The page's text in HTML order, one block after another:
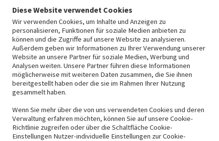
Multiples vom VICE-Versand,
2001
2005
Diese Website verwendet Cookies
Wir verwenden Cookies, um Inhalte und Anzeigen zu
personalisieren, Funktionen für soziale Medien anbieten zu
können und die Zugriffe auf unsere Website zu analysieren.
Außerdem geben wir Informationen zu Ihrer Verwendung unserer
Website an unsere Partner für soziale Medien, Werbung und
Analysen weiten. Unsere Partner führen diese Informationen
möglicherweise mit weiteren Daten zusammen, die Sie ihnen
bereitgestellt haben oder die sie im Rahmen Ihrer Nutzung
gesammelt haben.
Wenn Sie mehr über die von uns verwendeten Cookies und deren
Verwaltung erfahren möchten, können Sie auf unsere Cookie-
Richtlinie zugreifen oder über die Schaltfläche Cookie-
Einstellungen Nutzer-individuelle Einstellungen zur Cookie-